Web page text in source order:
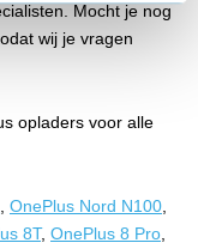
Mocht je nog
wij je vragen
opladers voor alle
OnePlus Nord N100
8T, OnePlus 8 Pro